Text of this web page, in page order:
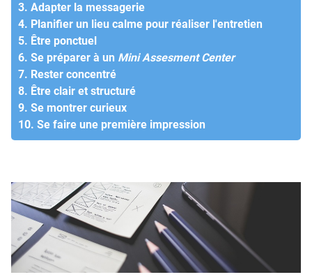
3. Adapter la messagerie
4. Planifier un lieu calme pour réaliser l'entretien
5. Être ponctuel
6. Se préparer à un Mini Assesment Center
7. Rester concentré
8. Être clair et structuré
9. Se montrer curieux
10. Se faire une première impression